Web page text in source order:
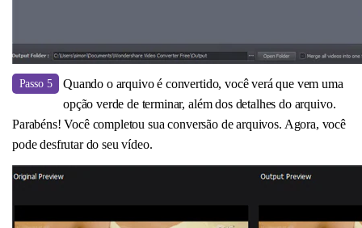
Passo 5
Quando o arquivo é convertido, você verá que vem uma
opção verde de terminar, além dos detalhes do arquivo.
Parabéns! Você completou sua conversão de arquivos. Agora, você
pode desfrutar do seu vídeo.